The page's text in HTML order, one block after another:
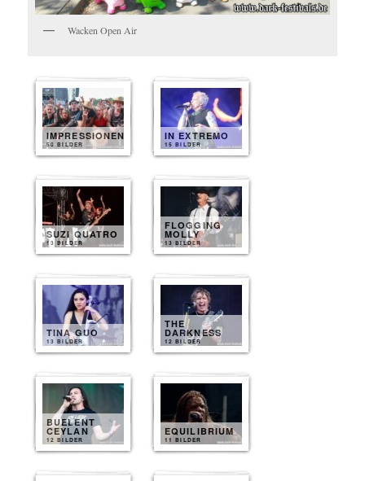
Wacken Open Air
IMPRESSIONEN
50 BILDER
IN EXTREMO
15 BILDER
SUZI QUATRO
13 BILDER
FLOGGING
MOLLY
13 BILDER
TINA GUO
13 BILDER
THE
DARKNESS
12 BILDER
BUELENT
CEYLAN
12 BILDER
EQUILIBRIUM
11 BILDER